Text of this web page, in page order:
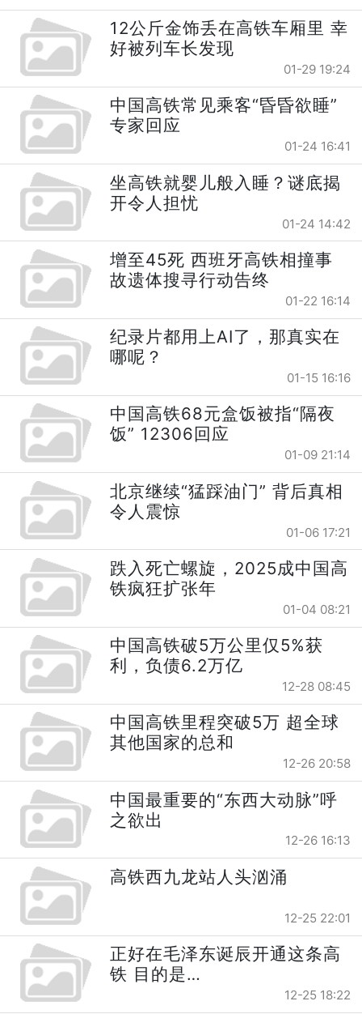
12公斤金饰丢在高铁车厢里 幸
好被列车长发现
01-29 19:24
中国高铁常见乘客“昏昏欲睡”
专家回应
01-24 16:41
坐高铁就婴儿般入睡？谜底揭
开令人担忧
01-24 14:42
增至45死 西班牙高铁相撞事
故遗体搜寻行动告终
01-22 16:14
纪录片都用上AI了，那真实在
哪呢？
01-15 16:16
中国高铁68元盒饭被指“隔夜
饭” 12306回应
01-09 21:14
北京继续“猛踩油门” 背后真相
令人震惊
01-06 17:21
跌入死亡螺旋，2025成中国高
铁疯狂扩张年
01-04 08:21
中国高铁破5万公里仅5%获
利，负债6.2万亿
12-28 08:45
中国高铁里程突破5万 超全球
其他国家的总和
12-26 20:58
中国最重要的“东西大动脉”呼
之欲出
12-26 16:13
高铁西九龙站人头汹涌
12-25 22:01
正好在毛泽东诞辰开通这条高
铁 目的是…
12-25 18:22